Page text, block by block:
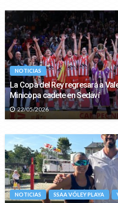
NOTICIAS
La Copa del Rey regresará a
Minicopa cadete en Sedaví
22/05/2026
NOTICIAS SSAA VÓLEY PLAYA